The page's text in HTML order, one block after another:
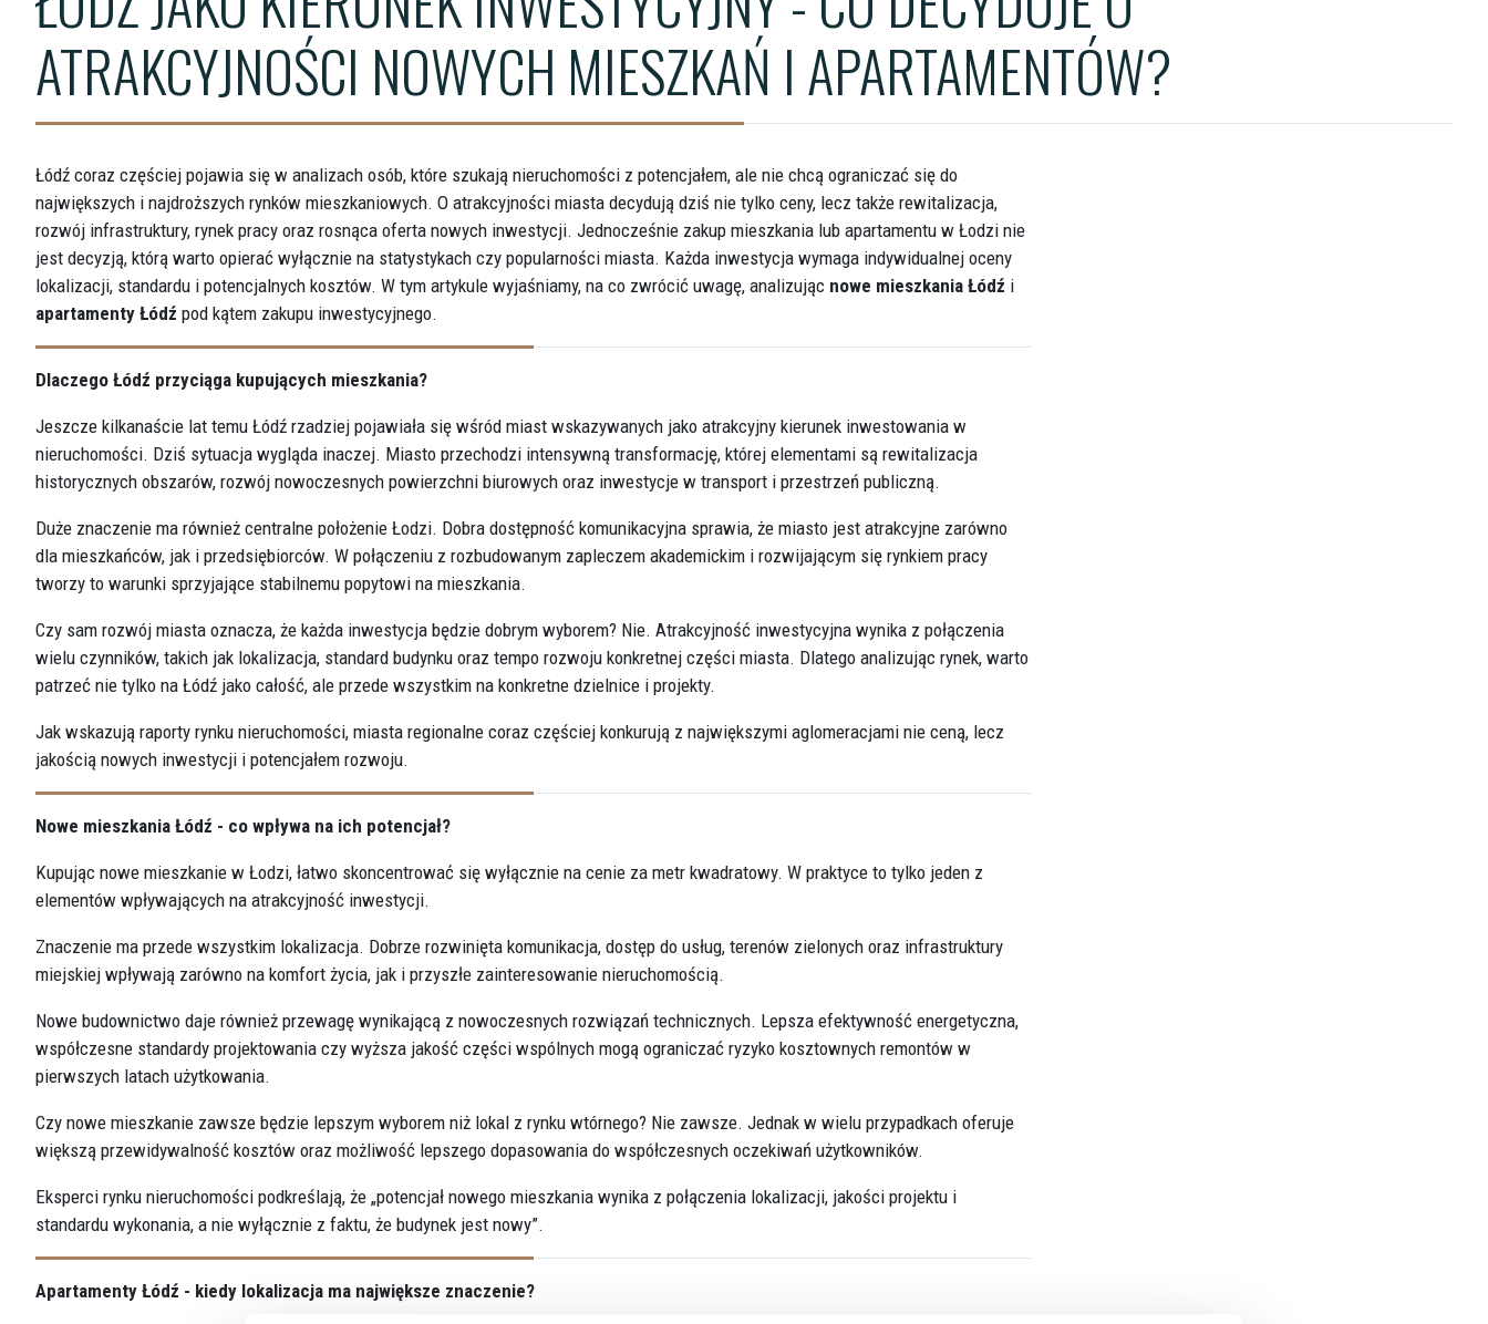
ATRAKCYJNOŚCI NOWYCH MIESZKAŃ I APARTAMENTÓW?
Łódź coraz częściej pojawia się w analizach osób, które szukają nieruchomości z potencjałem, ale nie chcą ograniczać się do
największych i najdroższych rynków mieszkaniowych. O atrakcyjności miasta decydują dziś nie tylko ceny, lecz także rewitalizacja,
rozwój infrastruktury, rynek pracy oraz rosnąca oferta nowych inwestycji. Jednocześnie zakup mieszkania lub apartamentu w Łodzi nie
jest decyzją, którą warto opierać wyłącznie na statystykach czy popularności miasta. Każda inwestycja wymaga indywidualnej oceny
lokalizacji, standardu i potencjalnych kosztów. W tym artykule wyjaśniamy, na co zwrócić uwagę, analizując nowe mieszkania Łódź i
apartamenty Łódź pod kątem zakupu inwestycyjnego.
Dlaczego Łódź przyciąga kupujących mieszkania?
Jeszcze kilkanaście lat temu Łódź rzadziej pojawiała się wśród miast wskazywanych jako atrakcyjny kierunek inwestowania w
nieruchomości. Dziś sytuacja wygląda inaczej. Miasto przechodzi intensywną transformację, której elementami są rewitalizacja
historycznych obszarów, rozwój nowoczesnych powierzchni biurowych oraz inwestycje w transport i przestrzeń publiczną.
Duże znaczenie ma również centralne położenie Łodzi. Dobra dostępność komunikacyjna sprawia, że miasto jest atrakcyjne zarówno
dla mieszkańców, jak i przedsiębiorców. W połączeniu z rozbudowanym zapleczem akademickim i rozwijającym się rynkiem pracy
tworzy to warunki sprzyjające stabilnemu popytowi na mieszkania.
Czy sam rozwój miasta oznacza, że każda inwestycja będzie dobrym wyborem? Nie. Atrakcyjność inwestycyjna wynika z połączenia
wielu czynników, takich jak lokalizacja, standard budynku oraz tempo rozwoju konkretnej części miasta. Dlatego analizując rynek, warto
patrzeć nie tylko na Łódź jako całość, ale przede wszystkim na konkretne dzielnice i projekty.
Jak wskazują raporty rynku nieruchomości, miasta regionalne coraz częściej konkurują z największymi aglomeracjami nie ceną, lecz
jakością nowych inwestycji i potencjałem rozwoju.
Nowe mieszkania Łódź - co wpływa na ich potencjał?
Kupując nowe mieszkanie w Łodzi, łatwo skoncentrować się wyłącznie na cenie za metr kwadratowy. W praktyce to tylko jeden z
elementów wpływających na atrakcyjność inwestycji.
Znaczenie ma przede wszystkim lokalizacja. Dobrze rozwinięta komunikacja, dostęp do usług, terenów zielonych oraz infrastruktury
miejskiej wpływają zarówno na komfort życia, jak i przyszłe zainteresowanie nieruchomością.
Nowe budownictwo daje również przewagę wynikającą z nowoczesnych rozwiązań technicznych. Lepsza efektywność energetyczna,
współczesne standardy projektowania czy wyższa jakość części wspólnych mogą ograniczać ryzyko kosztownych remontów w
pierwszych latach użytkowania.
Czy nowe mieszkanie zawsze będzie lepszym wyborem niż lokal z rynku wtórnego? Nie zawsze. Jednak w wielu przypadkach oferuje
większą przewidywalność kosztów oraz możliwość lepszego dopasowania do współczesnych oczekiwań użytkowników.
Eksperci rynku nieruchomości podkreślają, że „potencjał nowego mieszkania wynika z połączenia lokalizacji, jakości projektu i
standardu wykonania, a nie wyłącznie z faktu, że budynek jest nowy”.
Apartamenty Łódź - kiedy lokalizacja ma największe znaczenie?